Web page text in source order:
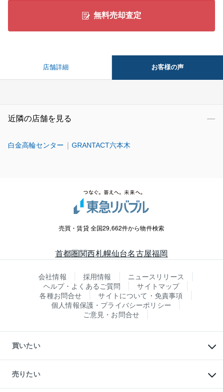
無料売却査定
店舗詳細 お客様の声
近隣の店舗を見る
白金高輪センター GRANTACT六本木
売買・賃貸 全国29,662件から物件検索
首都圏関西札幌仙台名古屋福岡
会社情報 採用情報
ニュースリリース
ヘルプ・よくあるご質問
サイトマップ
各種お問合せ
サイトについて・免責事項
個人情報保護・プライバシーポリシー
ご意見・お問合せ
買いたい
新築・分譲マンションの購入
中古マンションの購入
一戸建ての購入
売りたい